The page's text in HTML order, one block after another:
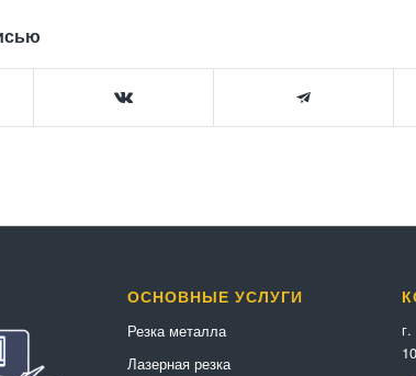
ОСНОВНЫЕ УСЛУГИ
Резка металла
Лазерная резка